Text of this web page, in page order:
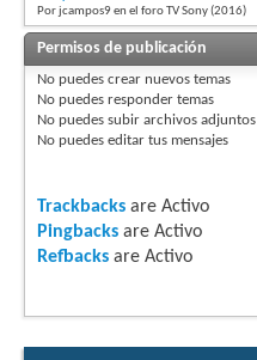
Por jcampos9 en el foro TV Sony (2016)
Permisos de publicación
No puedes crear nuevos temas
No puedes responder temas
No puedes subir archivos adjuntos
No puedes editar tus mensajes
Trackbacks are Activo
Pingbacks are Activo
Refbacks are Activo